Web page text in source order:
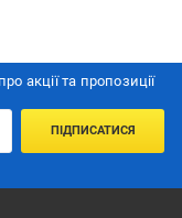
акції та пропозиції
ПІДПИСАТИСЯ